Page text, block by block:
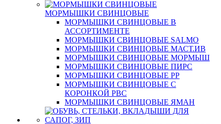
МОРМЫШКИ СВИНЦОВЫЕ
МОРМЫШКИ СВИНЦОВЫЕ В
АССОРТИМЕНТЕ
МОРМЫШКИ СВИНЦОВЫЕ SALMO
МОРМЫШКИ СВИНЦОВЫЕ МАСТ.ИВ
МОРМЫШКИ СВИНЦОВЫЕ МОРМЫШ
МОРМЫШКИ СВИНЦОВЫЕ ПИРС
МОРМЫШКИ СВИНЦОВЫЕ РР
МОРМЫШКИ СВИНЦОВЫЕ С
КОРОНКОЙ РВС
МОРМЫШКИ СВИНЦОВЫЕ ЯМАН